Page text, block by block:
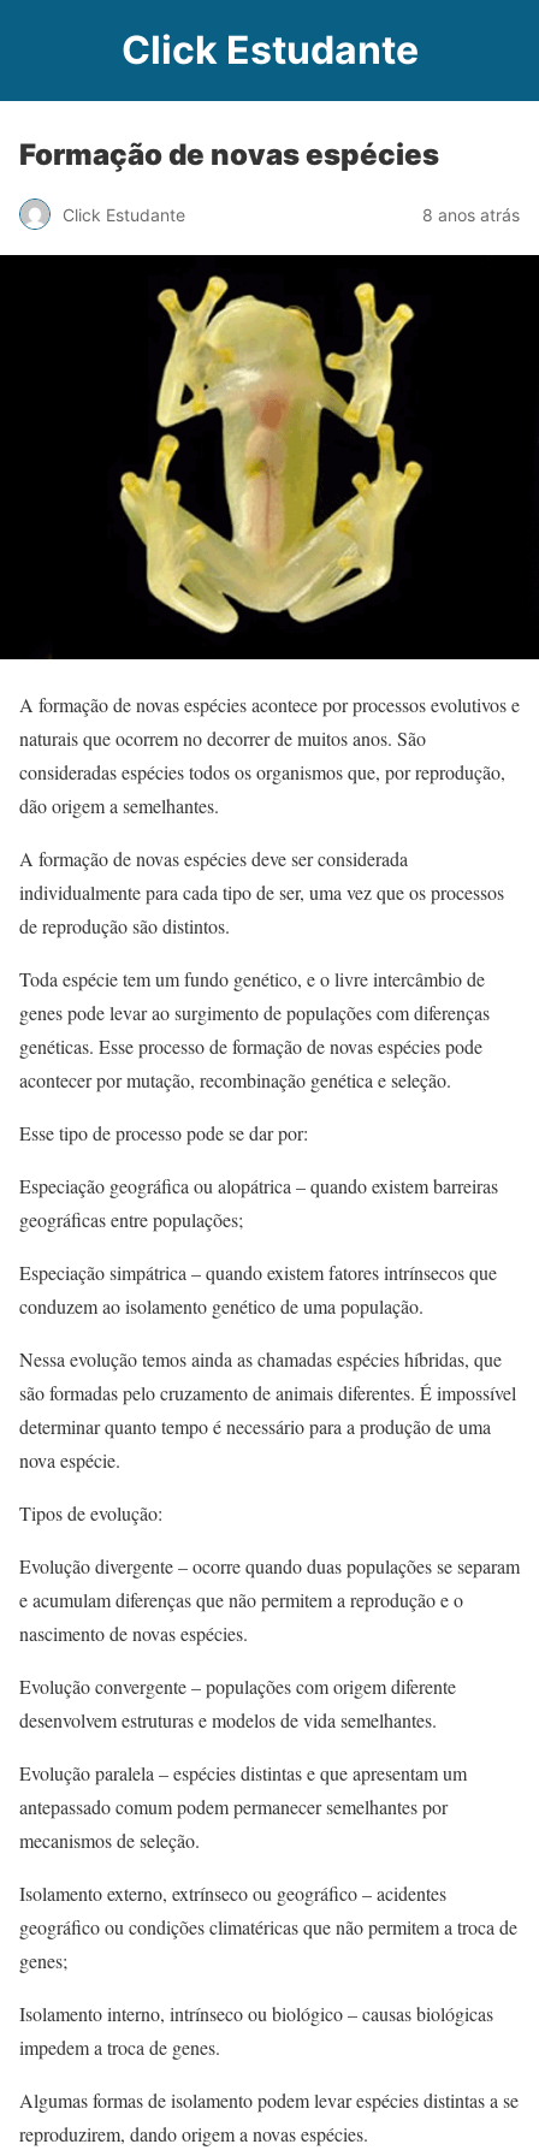
Click Estudante
Formação de novas espécies
Click Estudante 8 anos atrás
A formação de novas espécies acontece por processos evolutivos e
naturais que ocorrem no decorrer de muitos anos. São
consideradas espécies todos os organismos que, por reprodução,
dão origem a semelhantes.
A formação de novas espécies deve ser considerada
individualmente para cada tipo de ser, uma vez que os processos
de reprodução são distintos.
Toda espécie tem um fundo genético, e o livre intercâmbio de
genes pode levar ao surgimento de populações com diferenças
genéticas. Esse processo de formação de novas espécies pode
acontecer por mutação, recombinação genética e seleção.
Esse tipo de processo pode se dar por:
Especiação geográfica ou alopátrica – quando existem barreiras
geográficas entre populações;
Especiação simpátrica – quando existem fatores intrínsecos que
conduzem ao isolamento genético de uma população.
Nessa evolução temos ainda as chamadas espécies híbridas, que
são formadas pelo cruzamento de animais diferentes. É impossível
determinar quanto tempo é necessário para a produção de uma
nova espécie.
Tipos de evolução:
Evolução divergente – ocorre quando duas populações se separam
e acumulam diferenças que não permitem a reprodução e o
nascimento de novas espécies.
Evolução convergente – populações com origem diferente
desenvolvem estruturas e modelos de vida semelhantes.
Evolução paralela – espécies distintas e que apresentam um
antepassado comum podem permanecer semelhantes por
mecanismos de seleção.
Isolamento externo, extrínseco ou geográfico – acidentes
geográfico ou condições climatéricas que não permitem a troca de
genes;
Isolamento interno, intrínseco ou biológico – causas biológicas
impedem a troca de genes.
Algumas formas de isolamento podem levar espécies distintas a se
reproduzirem, dando origem a novas espécies.